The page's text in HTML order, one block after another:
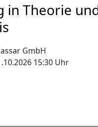
in Theorie
GmbH
15:30 Uhr